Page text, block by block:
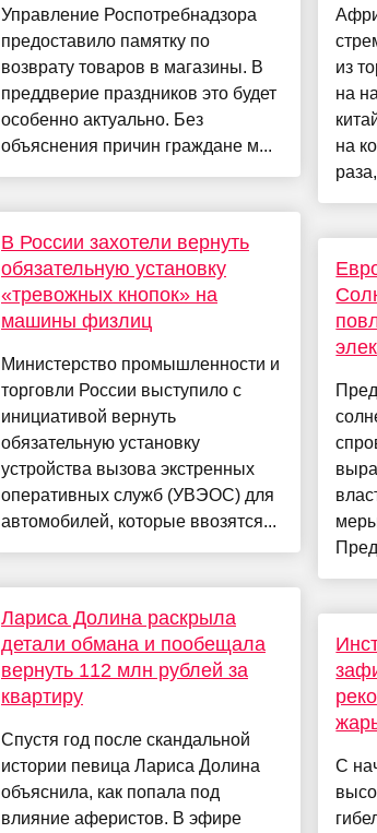
Управление Роспотребнадзора
предоставило памятку по
возврату товаров в магазины. В
преддверие праздников это будет
особенно актуально. Без
объяснения причин граждане м...
В России захотели вернуть
обязательную установку
«тревожных кнопок» на
машины физлиц
Министерство промышленности и
торговли России выступило с
инициативой вернуть
обязательную установку
устройства вызова экстренных
оперативных служб (УВЭОС) для
автомобилей, которые ввозятся...
Лариса Долина раскрыла
детали обмана и пообещала
вернуть 112 млн рублей за
квартиру
Спустя год после скандальной
истории певица Лариса Долина
объяснила, как попала под
влияние аферистов. В эфире
из
на
на
С